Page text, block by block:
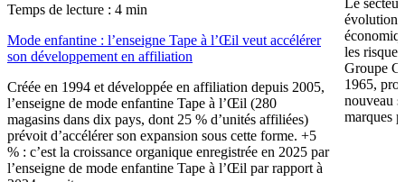
Temps de lecture : 4 min
Mode enfantine : l’enseigne Tape à l’Œil veut accélérer
son développement en affiliation
Créée en 1994 et développée en affiliation depuis 2005,
l’enseigne de mode enfantine Tape à l’Œil (280
magasins dans dix pays, dont 25 % d’unités affiliées)
prévoit d’accélérer son expansion sous cette forme. +5
% : c’est la croissance organique enregistrée en 2025 par
l’enseigne de mode enfantine Tape à l’Œil par rapport à
Le
évolution
les
Groupe
1965,
nouveau
marques